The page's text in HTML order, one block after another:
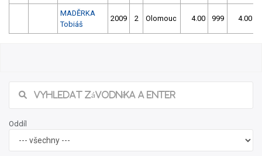
MADĚRKA
Tobiáš
2009 2 Olomouc 4.00 999 4.00
Oddíl